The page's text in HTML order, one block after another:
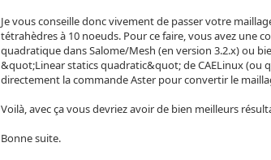
Je vous conseille donc vivement de passer votre
tétrahèdres à 10 noeuds. Pour ce faire, vous avez une
quadratique dans Salome/Mesh (en version 3.2.x) ou
&quot;Linear statics quadratic&quot; de CAELinux (ou
directement la commande Aster pour convertir le
Voilà, avec ça vous devriez avoir de bien meilleurs
Bonne suite.